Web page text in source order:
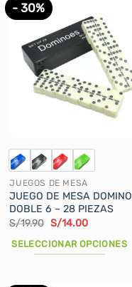
- 30%
JUEGOS DE MESA
JUEGO DE MESA DOMINO
DOBLE 6 – 28 PIEZAS
S/19.90 El
original
era:
S/14.00El
actual
es:
SELECCIONAR OPCIONES